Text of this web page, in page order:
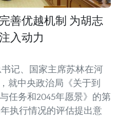
善优越机制 为胡志
入动力
记、国家主席苏林在河
就中央政治局《关于到
任务和2045年愿景》的第
执行情况的评估提出意